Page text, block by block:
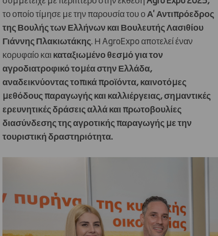
το οποίο τίμησε με την παρουσία του οΑ'Αντιπρόεδρος
της Βουλής των Ελλήνων και Βουλευτής Λασιθίου
Γιάννης Πλακιωτάκης. Η AgroExpo αποτελεί έναν
κορυφαίο καικαταξιωμένο θεσμό για τον
αγροδιατροφικό τομέα στην Ελλάδα,
αναδεικνύοντας τοπικά προϊόντα, καινοτόμες
μεθόδους παραγωγής και καλλιέργειας, σημαντικές
ερευνητικές δράσεις αλλά και πρωτοβουλίες
διασύνδεσης της αγροτικής παραγωγής με την
τουριστική δραστηριότητα.